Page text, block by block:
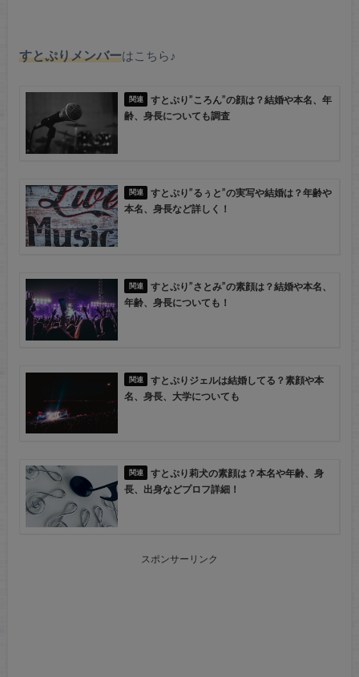
すとぷりメンバーはこちら♪
すとぷり”ころん”の顔は？結婚や本名、年
齢、身長についても調査
すとぷり”るぅと”の実写や結婚は？年齢や
本名、身長など詳しく！
すとぷり”さとみ”の素顔は？結婚や本名、
年齢、身長についても！
すとぷりジェルは結婚してる？素顔や本
名、身長、大学についても
すとぷり莉犬の素顔は？本名や年齢、身
長、出身などプロフ詳細！
スポンサーリンク